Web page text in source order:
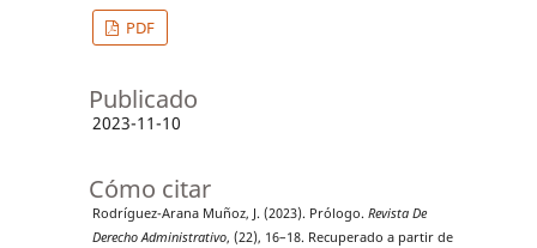
PDF
Publicado
2023-11-10
Cómo citar
Rodríguez-Arana Muñoz, J. (2023). Prólogo. Revista De
Derecho Administrativo, (22), 16–18. Recuperado a partir de